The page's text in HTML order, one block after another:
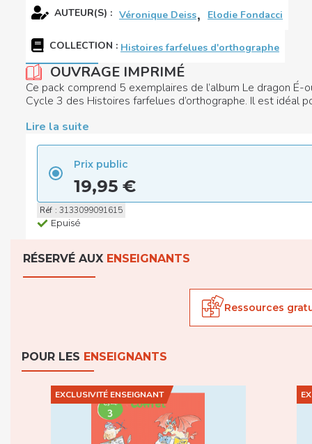
AUTEUR(S) : Véronique Deiss, Elodie Fondacci
COLLECTION : Histoires farfelues d'orthographe
OUVRAGE IMPRIMÉ
Ce pack comprend 5 exemplaires de l’album Le dragon
Cycle 3 des Histoires farfelues d’orthographe. Il est idéal
Lire la suite
Prix public
19,95 €
Réf : 3133099091615
Epuisé
RÉSERVÉ AUX ENSEIGNANTS
Ressources
POUR LES ENSEIGNANTS
EXCLUSIVITÉ ENSEIGNANT